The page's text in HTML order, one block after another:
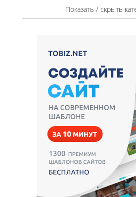
Показать / скрыть